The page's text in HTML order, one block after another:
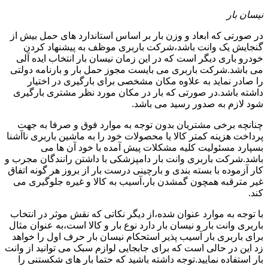
نیسان بار
در صورتی که ابعاد و وزن بار بر اساس استاندارد های حمل بیش از
گنجایش یک وانت باشد،شرکت باربری موظف به پیشنهاد کردن
خودرو باری دیگر است که در این زمان نیسان بار انتخاب ایده آلی
می باشد.شرکت باربری می بایست مجوز حمل بار و بارنامه دولتی
را صادر نماید به علاوه مکان مشخصی برای بارگیری در اختیار
داشته باشد.در صورتی که بار در مکان مورد نظر مشتری بارگیری
شود لازم به صدور رسید می باشد.
چنانچه برخی مشتریان بدون توجه به موارد فوق و صرفا به جهت
پرداخت هزینه کمتر کالا یا محصولات خود را به ماشین باربری ناآشنا
بسپارد مسئولیت کلیه مشکلات پیش آمده با خود آن ها می
باشد.شرکت باربری وانت بار دامپزشکی با داشتن رانندگان مجرب و
کار آزموده با بسته بندی و بارچینی درست بار از بروز هر گونه اتفاق
غیر مترقبه همچون گمشدن بار،آسیب به کالا و غیره جلوگیری می
کند.
با توجه به موارد عنوان شده،از دیگر نکاتی که نقش موثر در انتخاب
باربری وانت بار و نیسان بار دارد نوع بار و کالا است،به عنوان مثال
برای باربری بار آسیب پذیر استحکام نیسان بار حرف اول را خواهد
زد این در حالی است که برای جابجایی لوازم سبک می توانید از وانت
بار استفاده نمایید.توجه داشته باشید که حتما بار های شکستنی را